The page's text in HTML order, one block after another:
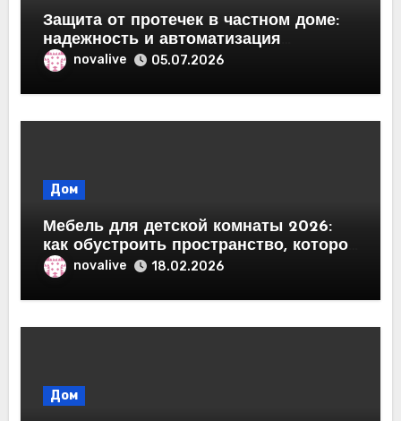
Защита от протечек в частном доме:
надежность и автоматизация
водоснабжения
novalive 05.07.2026
Дом
Мебель для детской комнаты 2026:
как обустроить пространство, которое
растёт вместе с ребёнком
novalive 18.02.2026
Дом